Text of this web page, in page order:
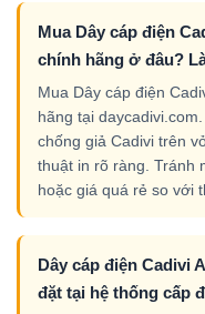
Mua Dây cáp điện
chính hãng ở đâu?
Mua Dây cáp điện
hãng tại
chống giả Cadivi trên
thuật in rõ ràng. Tránh
hoặc giá quá rẻ so với
Dây cáp điện Cadivi
đặt tại hệ thống cấp